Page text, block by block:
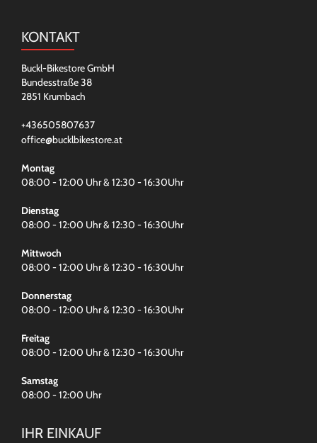
KONTAKT
Buckl-Bikestore GmbH
Bundesstraße 38
2851 Krumbach
+436505807637
office@bucklbikestore.at
Montag
08:00 - 12:00 Uhr & 12:30 - 16:30Uhr
Dienstag
08:00 - 12:00 Uhr & 12:30 - 16:30Uhr
Mittwoch
08:00 - 12:00 Uhr & 12:30 - 16:30Uhr
Donnerstag
08:00 - 12:00 Uhr & 12:30 - 16:30Uhr
Freitag
08:00 - 12:00 Uhr & 12:30 - 16:30Uhr
Samstag
08:00 - 12:00 Uhr
IHR EINKAUF